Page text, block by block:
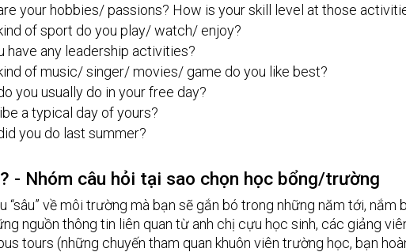
your hobbies/ passions? How is your skill level at those
of sport do you play/ watch/ enjoy?
have any leadership activities?
of music/ singer/ movies/ game do you like best?
you usually do in your free day?
a typical day of yours?
you do last summer?
- Nhóm câu hỏi tại sao chọn học bổng/trường
“sâu” về môi trường mà bạn sẽ gắn bó trong những năm tới, nắm
nguồn thông tin liên quan từ anh chị cựu học sinh, các giảng
tours (những chuyến tham quan khuôn viên trường học, bạn